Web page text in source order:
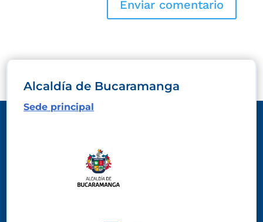
Alcaldía de Bucaramanga
Sede principal